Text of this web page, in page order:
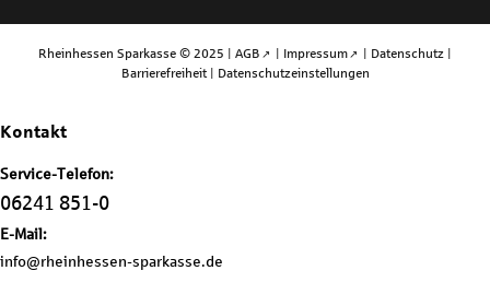
Rheinhessen Sparkasse © 2025 | AGB | Impressum | Datenschutz |
Barrierefreiheit | Datenschutzeinstellungen
Kontakt
Service-Telefon:
06241 851-0
E-Mail:
info@rheinhessen-sparkasse.de